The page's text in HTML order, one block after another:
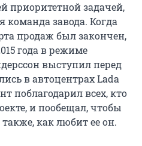
приоритетной задачей,
команда завода. Когда
продаж был закончен,
года в режиме
выступил перед
в автоцентрах Lada
поблагодарил всех, кто
и пообещал, чтобы
как любит ее он.